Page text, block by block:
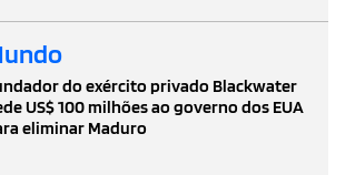
do exército privado Blackwater
US$ 100 milhões ao governo dos EUA
eliminar Maduro